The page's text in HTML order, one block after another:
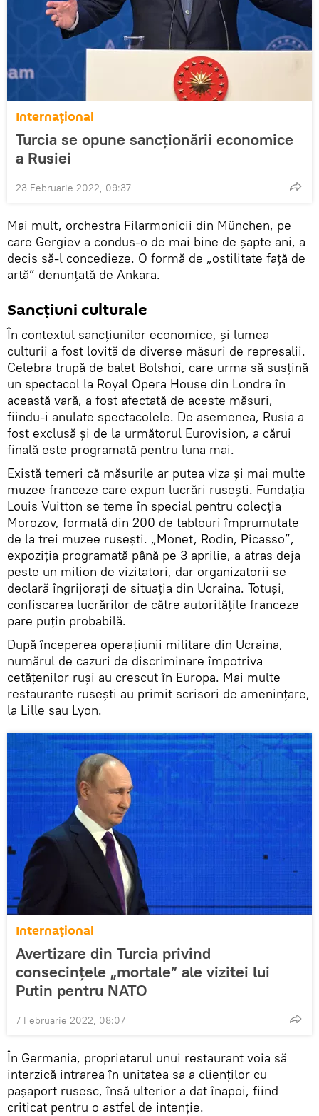
Internaţional
Turcia se opune sancționării economice
a Rusiei
23 Februarie 2022, 09:37
Mai mult, orchestra Filarmonicii din München, pe
care Gergiev a condus-o de mai bine de șapte ani, a
decis să-l concedieze. O formă de „ostilitate față de
artă” denunțată de Ankara.
Sancțiuni culturale
În contextul sancțiunilor economice, şi lumea
culturii a fost lovită de diverse măsuri de represalii.
Celebra trupă de balet Bolshoi, care urma să susţină
un spectacol la Royal Opera House din Londra în
această vară, a fost afectată de aceste măsuri,
fiindu-i anulate spectacolele. De asemenea, Rusia a
fost exclusă și de la următorul Eurovision, a cărui
finală este programată pentru luna mai.
Există temeri că măsurile ar putea viza şi mai multe
muzee franceze care expun lucrări rusești. Fundația
Louis Vuitton se teme în special pentru colecția
Morozov, formată din 200 de tablouri împrumutate
de la trei muzee rusești. „Monet, Rodin, Picasso”,
expoziția programată până pe 3 aprilie, a atras deja
peste un milion de vizitatori, dar organizatorii se
declară îngrijorați de situația din Ucraina. Totuşi,
confiscarea lucrărilor de către autoritățile franceze
pare puțin probabilă.
După începerea operațiunii militare din Ucraina,
numărul de cazuri de discriminare împotriva
cetățenilor ruși au crescut în Europa. Mai multe
restaurante rusești au primit scrisori de amenințare,
la Lille sau Lyon.
Internaţional
Avertizare din Turcia privind
consecințele „mortale” ale vizitei lui
Putin pentru NATO
7 Februarie 2022, 08:07
În Germania, proprietarul unui restaurant voia să
interzică intrarea în unitatea sa a clienților cu
pașaport rusesc, însă ulterior a dat înapoi, fiind
criticat pentru o astfel de intenţie.